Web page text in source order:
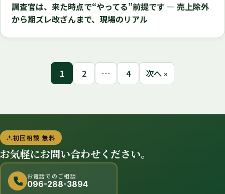
調査官は、来た時点で“やってる”前提です ― 売上除外
から期ズレ改ざんまで、現場のリアル
1 2 … 4 次へ »
初回相談 無料
お気軽にお問い合わせください。
お電話でのご相談
096-288-3894